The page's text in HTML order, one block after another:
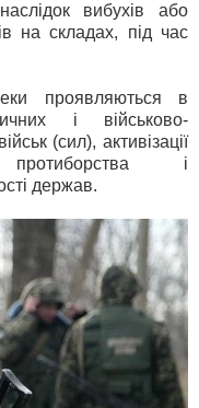
вибухів або
на складах, під час
проявляються в
і військово-
(сил), активізації
протиборства і
держав.